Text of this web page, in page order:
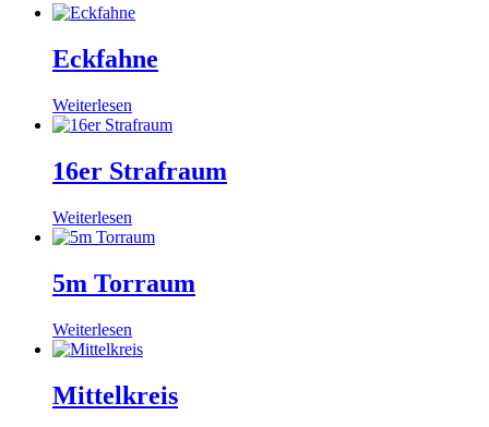
Eckfahne
Weiterlesen
16er Strafraum
Weiterlesen
5m Torraum
Weiterlesen
Mittelkreis